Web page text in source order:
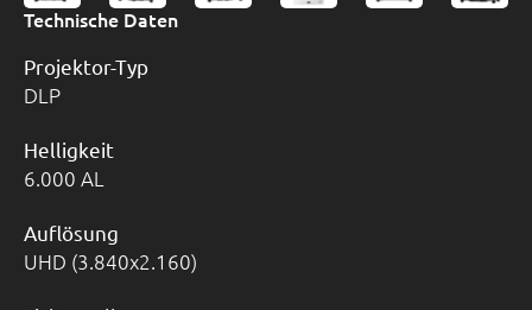
Technische Daten
Projektor-Typ
DLP
Helligkeit
6.000 AL
Auflösung
UHD (3.840x2.160)